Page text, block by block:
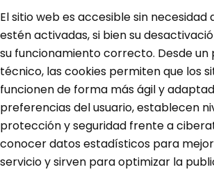
El sitio web es accesible sin necesidad
estén activadas, si bien su
su funcionamiento correcto. Desde un
técnico, las cookies permiten que los
funcionen de forma más ágil y
preferencias del usuario, establecen
protección y seguridad frente a
conocer datos estadísticos para
servicio y sirven para optimizar la